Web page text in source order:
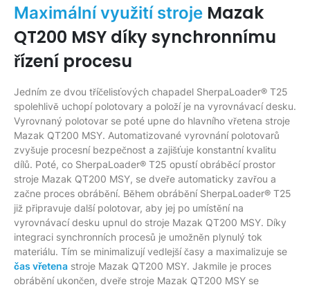
Maximální využití stroje Mazak
QT200 MSY díky synchronnímu
řízení procesu
Jedním ze dvou tříčelisťových chapadel SherpaLoader® T25
spolehlivě uchopí polotovary a položí je na vyrovnávací desku.
Vyrovnaný polotovar se poté upne do hlavního vřetena stroje
Mazak QT200 MSY. Automatizované vyrovnání polotovarů
zvyšuje procesní bezpečnost a zajišťuje konstantní kvalitu
dílů. Poté, co SherpaLoader® T25 opustí obráběcí prostor
stroje Mazak QT200 MSY, se dveře automaticky zavřou a
začne proces obrábění. Během obrábění SherpaLoader® T25
již připravuje další polotovar, aby jej po umístění na
vyrovnávací desku upnul do stroje Mazak QT200 MSY. Díky
integraci synchronních procesů je umožněn plynulý tok
materiálu. Tím se minimalizují vedlejší časy a maximalizuje se
čas vřetena stroje Mazak QT200 MSY. Jakmile je proces
obrábění ukončen, dveře stroje Mazak QT200 MSY se